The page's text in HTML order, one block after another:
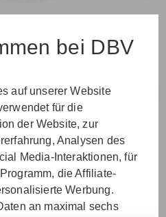
bei DBV
auf unserer Website
für die
der Website, zur
Analysen des
Media-Interaktionen, für
die Affiliate-
Werbung.
an maximal sechs
& WEI­TER